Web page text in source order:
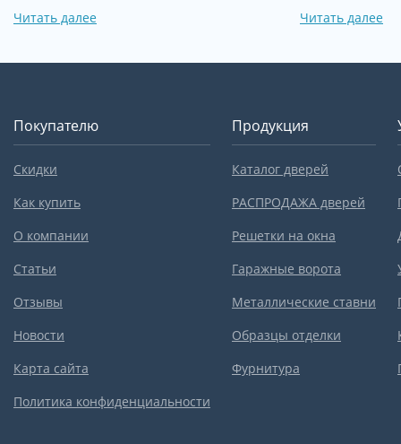
Читать далее
Читать далее
Покупателю
Скидки
Как купить
О компании
Статьи
Отзывы
Новости
Карта сайта
Политика конфиденциальности
Продукция
Каталог дверей
РАСПРОДАЖА дверей
Решетки на окна
Гаражные ворота
Металлические ставни
Образцы отделки
Фурнитура